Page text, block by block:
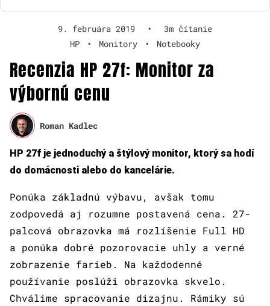
9. februára 2019 •
3m čítanie
HP
• Monitory • Notebooky
Recenzia HP 27f: Monitor za
výbornú cenu
Roman Kadlec
HP 27f je jednoduchý a štýlový monitor, ktorý sa hodí
do domácnosti alebo do kancelárie.
Ponúka základnú výbavu, avšak tomu
zodpovedá aj rozumne postavená cena. 27-
palcová obrazovka má rozlíšenie Full HD
a ponúka dobré pozorovacie uhly a verné
zobrazenie farieb. Na každodenné
používanie poslúži obrazovka skvelo.
Chválime spracovanie dizajnu. Rámiky sú